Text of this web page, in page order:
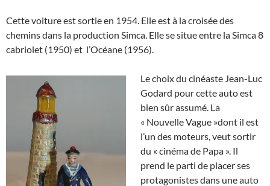
Cette voiture est sortie en 1954. Elle est à la croisée des
chemins dans la production Simca. Elle se situe entre la Simca 8
cabriolet (1950) et l’Océane (1956).
Le choix du cinéaste Jean-Luc
Godard pour cette auto est
bien sûr assumé. La
« Nouvelle Vague »dont il est
l’un des moteurs, veut sortir
du « cinéma de Papa ». Il
prend le parti de placer ses
protagonistes dans une auto